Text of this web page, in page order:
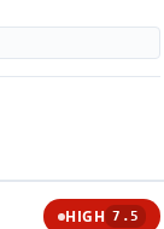
HIGH 7.5